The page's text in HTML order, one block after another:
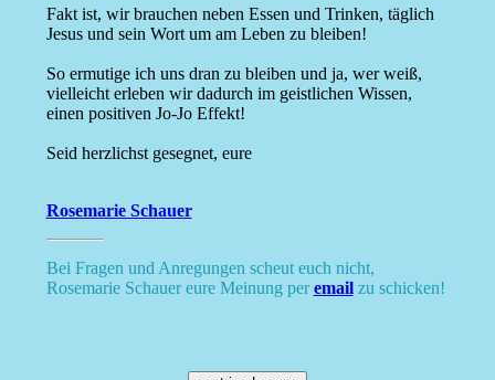
Fakt ist, wir brauchen neben Essen und Trinken, täglich
Jesus und sein Wort um am Leben zu bleiben!
So ermutige ich uns dran zu bleiben und ja, wer weiß,
vielleicht erleben wir dadurch im geistlichen Wissen,
einen positiven Jo-Jo Effekt!
Seid herzlichst gesegnet, eure
Rosemarie Schauer
Bei Fragen und Anregungen scheut euch nicht,
Rosemarie Schauer eure Meinung peremailzu schicken!